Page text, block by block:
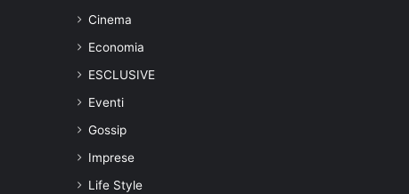
Cinema
Economia
ESCLUSIVE
Eventi
Gossip
Imprese
Life Style